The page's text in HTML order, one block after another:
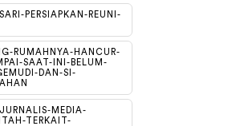
PERSIAPKAN-REUNI-
RUMAHNYA-HANCUR-
SAAT-INI-BELUM-
DAN-SI-
MEDIA-
TERKAIT-